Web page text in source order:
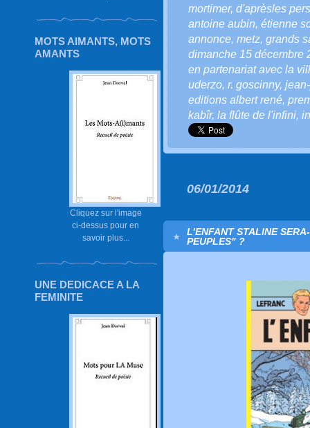
MOTS AIMANTS, MOTS
AMANTS
Cliquez sur l'image
ci-dessus pour en
savoir plus...
UNE DEDICACE A LA
FEMINITE
mortimer, d'aprèsles
antoine aubin, étienne
annonce, metz, grands
dimanche 15 décembre
en partenariat avec la
uderzo, r. goscinny,
editions albert rené,
kabîr, la flûte de l'infini,
06/01/2014
L’ENFANT STALINE
PEUPLES" ?